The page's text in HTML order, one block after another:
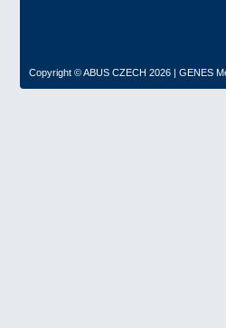
Copyright ©ABUS CZECH 2026 | GENES